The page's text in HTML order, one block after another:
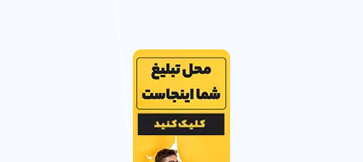
فکری و عاطفی کودک شما را تضمین می کند.
مهد کودک های حرفه ای در میدان بهمن نازی آباد تهران خدمات
آموزشی با کیفیت و امکانات مدرن با گارانتی رضایت ارائه می کنند.